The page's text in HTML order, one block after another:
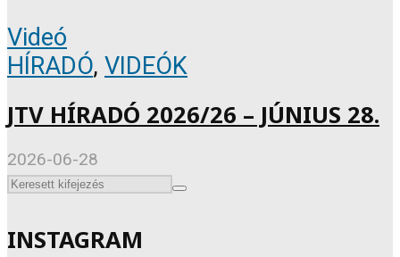
Videó
HÍRADÓ, VIDEÓK
JTV HÍRADÓ 2026/26 – JÚNIUS 28.
2026-06-28
INSTAGRAM